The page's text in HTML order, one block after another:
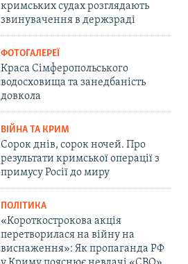
кримських судах розглядають
звинувачення в держзраді
ФОТОГАЛЕРЕЇ
Краса Сімферопольського
водосховища та занедбаність
довкола
ВІЙНА ТА КРИМ
Сорок днів, сорок ночей. Про
результати кримської операції з
примусу Росії до миру
ПОЛІТИКА
«Короткострокова акція
перетворилася на війну на
виснаження»: Як пропаганда РФ